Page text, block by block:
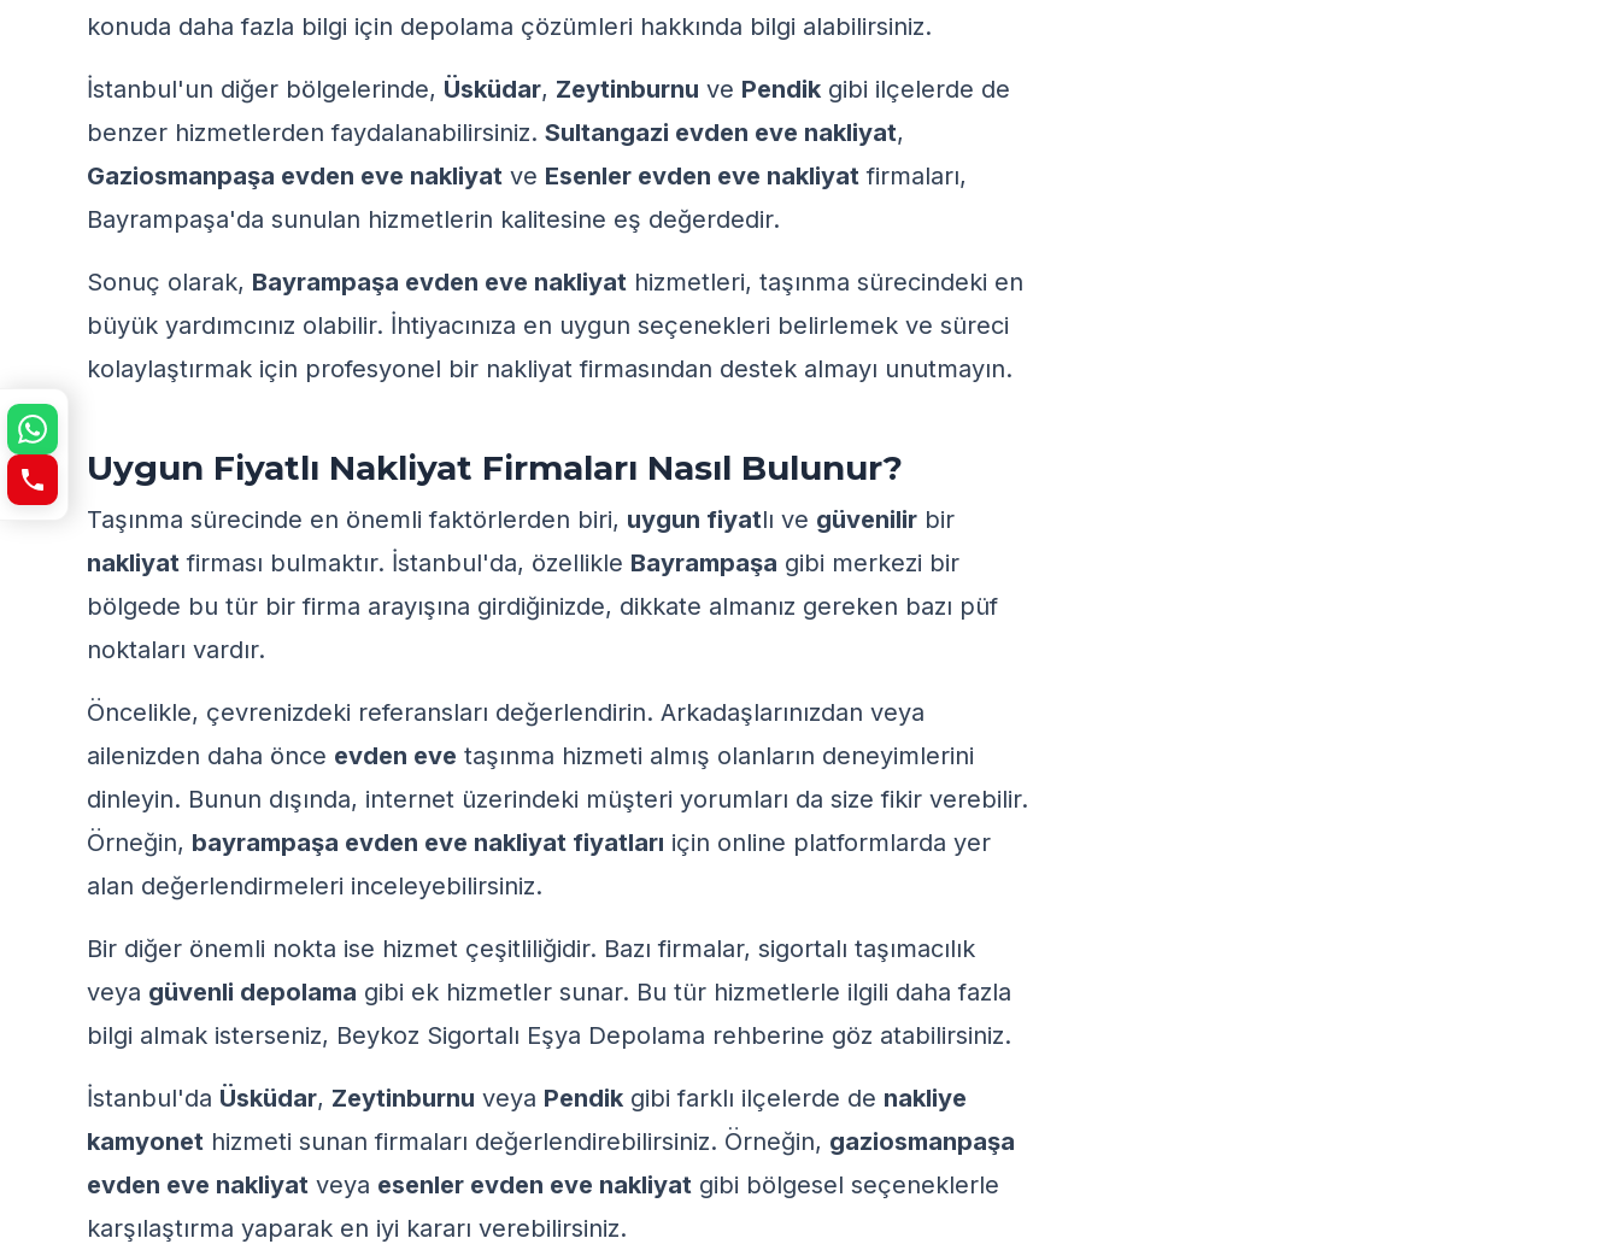
konuda daha fazla bilgi için depolama çözümleri hakkında bilgi alabilirsiniz.
İstanbul'un diğer bölgelerinde, Üsküdar, Zeytinburnu ve Pendik gibi ilçelerde de
benzer hizmetlerden faydalanabilirsiniz. Sultangazi evden eve nakliyat,
Gaziosmanpaşa evden eve nakliyat ve Esenler evden eve nakliyat firmaları,
Bayrampaşa'da sunulan hizmetlerin kalitesine eş değerdedir.
Sonuç olarak, Bayrampaşa evden eve nakliyat hizmetleri, taşınma sürecindeki en
büyük yardımcınız olabilir. İhtiyacınıza en uygun seçenekleri belirlemek ve süreci
kolaylaştırmak için profesyonel bir nakliyat firmasından destek almayı unutmayın.
Uygun Fiyatlı Nakliyat Firmaları Nasıl Bulunur?
Taşınma sürecinde en önemli faktörlerden biri, uygun fiyatlı ve güvenilir bir
nakliyat firması bulmaktır. İstanbul'da, özellikle Bayrampaşa gibi merkezi bir
bölgede bu tür bir firma arayışına girdiğinizde, dikkate almanız gereken bazı püf
noktaları vardır.
Öncelikle, çevrenizdeki referansları değerlendirin. Arkadaşlarınızdan veya
ailenizden daha önce evden eve taşınma hizmeti almış olanların deneyimlerini
dinleyin. Bunun dışında, internet üzerindeki müşteri yorumları da size fikir verebilir.
Örneğin, bayrampaşa evden eve nakliyat fiyatları için online platformlarda yer
alan değerlendirmeleri inceleyebilirsiniz.
Bir diğer önemli nokta ise hizmet çeşitliliğidir. Bazı firmalar, sigortalı taşımacılık
veya güvenli depolama gibi ek hizmetler sunar. Bu tür hizmetlerle ilgili daha fazla
bilgi almak isterseniz, Beykoz Sigortalı Eşya Depolama rehberine göz atabilirsiniz.
İstanbul'da Üsküdar, Zeytinburnu veya Pendik gibi farklı ilçelerde de nakliye
kamyonet hizmeti sunan firmaları değerlendirebilirsiniz. Örneğin, gaziosmanpaşa
evden eve nakliyat veya esenler evden eve nakliyat gibi bölgesel seçeneklerle
karşılaştırma yaparak en iyi kararı verebilirsiniz.